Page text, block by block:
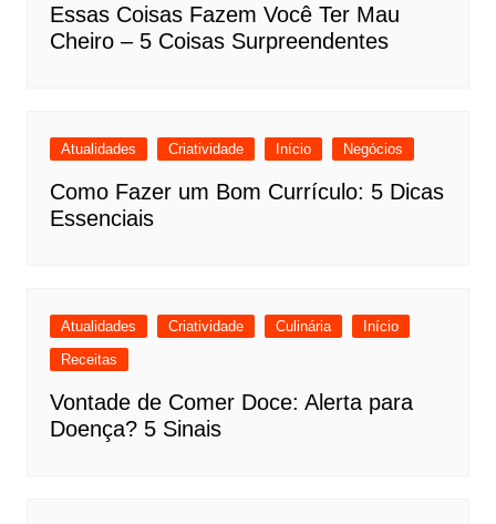
Essas Coisas Fazem Você Ter Mau
Cheiro – 5 Coisas Surpreendentes
Atualidades Criatividade Início Negócios
Como Fazer um Bom Currículo: 5 Dicas
Essenciais
Atualidades Criatividade Culinária
Início
Receitas
Vontade de Comer Doce: Alerta para
Doença? 5 Sinais